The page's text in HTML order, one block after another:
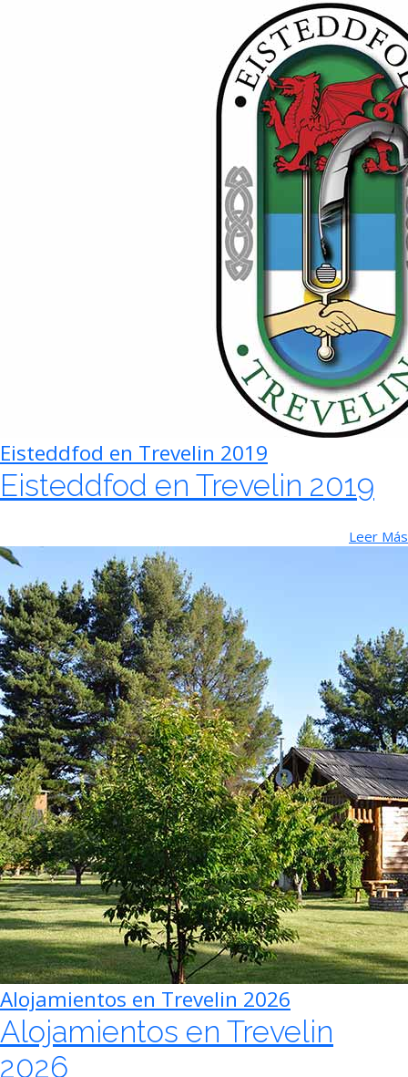
Eisteddfod en Trevelin 2019
Eisteddfod en Trevelin 2019
Leer Más
Alojamientos en Trevelin 2026
Alojamientos en Trevelin
2026